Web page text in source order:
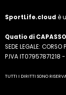
SportLife.cloud è
Quatio di
SEDE LEGALE: CORSO
P.IVA IT07957871218
TUTTI I DIRITTI SONO